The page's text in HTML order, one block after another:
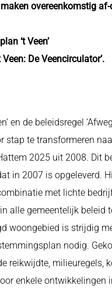
overeenkomstig
‘t Veen’
De Veencirculator’.
en de beleidsregel
stap te transformeren
2025 uit 2008. Dit
in 2007 is opgeleverd.
met lichte
alle gemeentelijk
woongebied is strijdig
nodig.
reikwijdte, milieuregels,
enkele ontwikkelingen